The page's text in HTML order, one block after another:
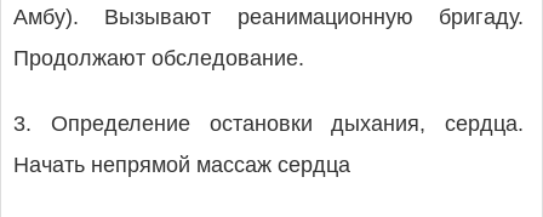
Амбу). Вызывают реанимационную бригаду.
Продолжают обследование.
3. Определение остановки дыхания, сердца.
Начать непрямой массаж сердца